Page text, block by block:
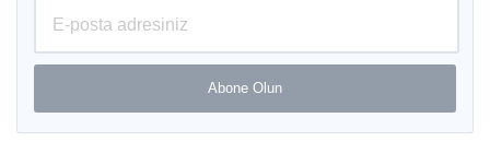
Abone Olun